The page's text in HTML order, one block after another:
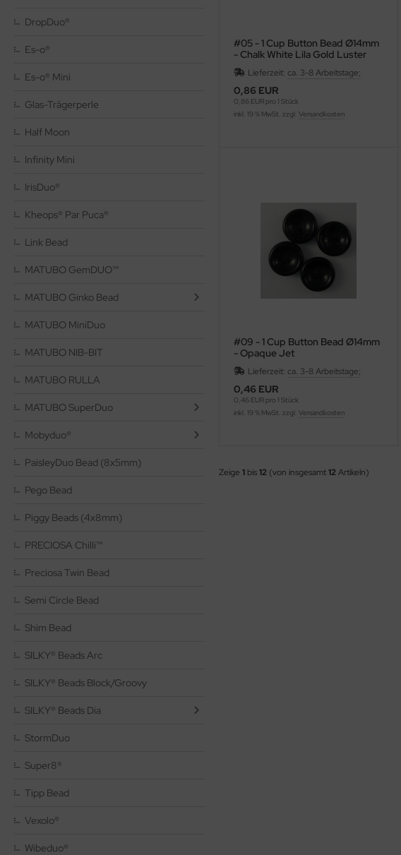
DropDuo®
Es-o®
Es-o® Mini
Glas-Trägerperle
Half Moon
Infinity Mini
IrisDuo®
Kheops® Par Puca®
Link Bead
MATUBO GemDUO™
MATUBO Ginko Bead
MATUBO MiniDuo
MATUBO NIB-BIT
MATUBO RULLA
MATUBO SuperDuo
Mobyduo®
PaisleyDuo Bead (8x5mm)
Pego Bead
Piggy Beads (4x8mm)
PRECIOSA Chilli™
Preciosa Twin Bead
Semi Circle Bead
Shim Bead
SILKY® Beads Arc
SILKY® Beads Block/Groovy
SILKY® Beads Dia
StormDuo
Super8®
Tipp Bead
Vexolo®
Wibeduo®
#05 - 1 Cup Button Bead Ø14mm
- Chalk White Lila Gold Luster
Lieferzeit: ca. 3-8 Arbeitstage;
0,86 EUR
0,86 EUR pro 1 Stück
inkl. 19 % MwSt. zzgl. Versandkosten
#09 - 1 Cup Button Bead Ø14mm
- Opaque Jet
Lieferzeit: ca. 3-8 Arbeitstage;
0,46 EUR
0,46 EUR pro 1 Stück
inkl. 19 % MwSt. zzgl. Versandkosten
Zeige 1 bis12 (von insgesamt12Artikeln)
Charlotten 15/o
3-Cut 12/o
Pellet/Diabolo Beads
Perlen barrel
Perlen melon
Perlen oval
Perlen rund
Pinch Beads
Ringe
Ripple Bead
Rizo-Beads
Spike Beads
Spiky Button Bead®
Squarelet
Tropfen
Tropfen facetiert mit/ohne Loch
Twist Beads
Ufo Beads
Würfel
sonstige Formen